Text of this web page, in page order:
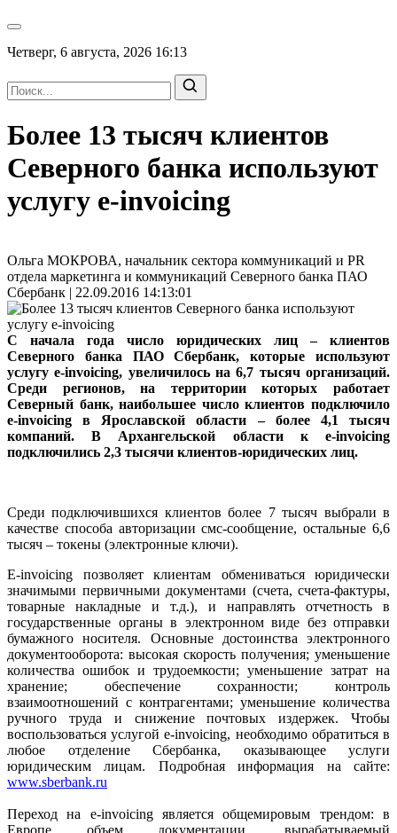
Четверг, 6 августа, 2026 16:13
Более 13 тысяч клиентов
Северного банка используют
услугу e-invoicing
Ольга МОКРОВА, начальник сектора коммуникаций и PR
отдела маркетинга и коммуникаций Северного банка ПАО
Сбербанк | 22.09.2016 14:13:01
С начала года число юридических лиц – клиентов
Северного банка ПАО Сбербанк, которые используют
услугу e-invoicing, увеличилось на 6,7 тысяч организаций.
Среди регионов, на территории которых работает
Северный банк, наибольшее число клиентов подключило
e-invoicing в Ярославской области – более 4,1 тысяч
компаний. В Архангельской области к e-invoicing
подключились 2,3 тысячи клиентов-юридических лиц.
Среди подключившихся клиентов более 7 тысяч выбрали в
качестве способа авторизации смс-сообщение, остальные 6,6
тысяч – токены (электронные ключи).
E-invoicing позволяет клиентам обмениваться юридически
значимыми первичными документами (счета, счета-фактуры,
товарные накладные и т.д.), и направлять отчетность в
государственные органы в электронном виде без отправки
бумажного носителя. Основные достоинства электронного
документооборота: высокая скорость получения; уменьшение
количества ошибок и трудоемкости; уменьшение затрат на
хранение; обеспечение сохранности; контроль
взаимоотношений с контрагентами; уменьшение количества
ручного труда и снижение почтовых издержек. Чтобы
воспользоваться услугой e-invoicing, необходимо обратиться в
любое отделение Сбербанка, оказывающее услуги
юридическим лицам. Подробная информация на сайте:
www.sberbank.ru
Переход на e-invoicing является общемировым трендом: в
Европе объем документации, вырабатываемый